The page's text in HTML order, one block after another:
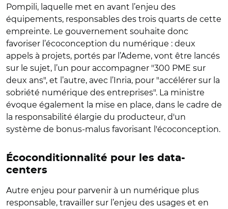
Pompili, laquelle met en avant l’enjeu des
équipements, responsables des trois quarts de cette
empreinte. Le gouvernement souhaite donc
favoriser l’écoconception du numérique : deux
appels à projets, portés par l’Ademe, vont être lancés
sur le sujet, l’un pour accompagner "300 PME sur
deux ans", et l’autre, avec l’Inria, pour "accélérer sur la
sobriété numérique des entreprises". La ministre
évoque également la mise en place, dans le cadre de
la responsabilité élargie du producteur, d'un
système de bonus-malus favorisant l'écoconception.
Écoconditionnalité pour les data-
centers
Autre enjeu pour parvenir à un numérique plus
responsable, travailler sur l’enjeu des usages et en